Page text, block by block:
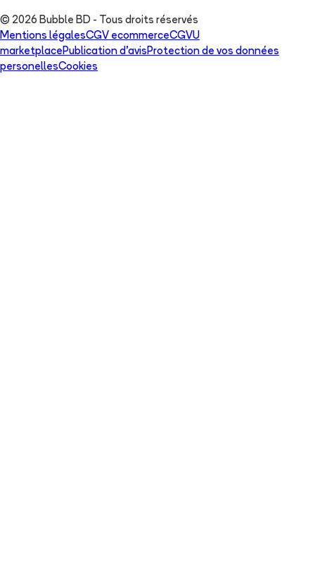
© 2026 Bubble BD - Tous droits réservés
Mentions légalesCGV ecommerceCGVU
marketplacePublication d'avisProtection de vos données
personellesCookies